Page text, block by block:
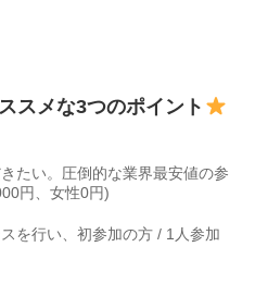
スメな3つのポイント
たい。圧倒的な業界最安値の参
円、女性0円)
を行い、初参加の方 / 1人参加